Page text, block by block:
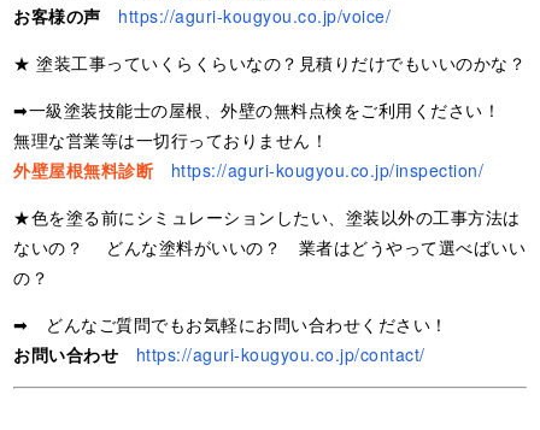
お客様の声
https://aguri-kougyou.co.jp/voice/
★ 塗装工事っていくらくらいなの？見積りだけでもいいのかな？
➡一級塗装技能士の屋根、外壁の無料点検をご利用ください！
無理な営業等は一切行っておりません！
外壁屋根無料診断
https://aguri-kougyou.co.jp/inspection/
★色を塗る前にシミュレーションしたい、塗装以外の工事方法は
ないの？ どんな塗料がいいの？ 業者はどうやって選べばいい
の？
➡ どんなご質問でもお気軽にお問い合わせください！
お問い合わせ
https://aguri-kougyou.co.jp/contact/